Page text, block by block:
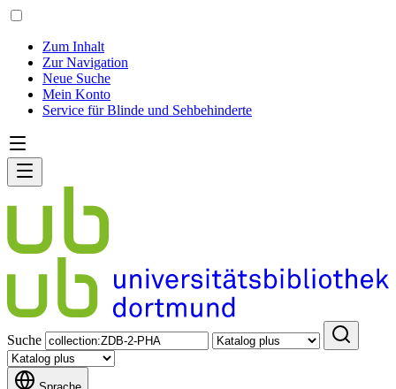
Zum Inhalt
Zur Navigation
Neue Suche
Mein Konto
Service für Blinde und Sehbehinderte
Suche